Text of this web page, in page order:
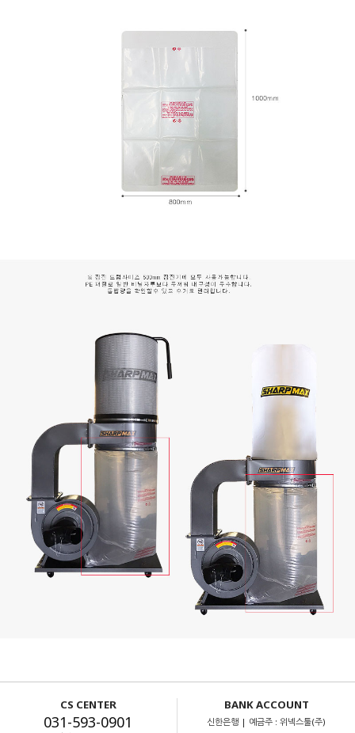
CS CENTER
031-593-0901
BANK ACCOUNT
신한은행 | 예금주 : 위넥스툴(주)